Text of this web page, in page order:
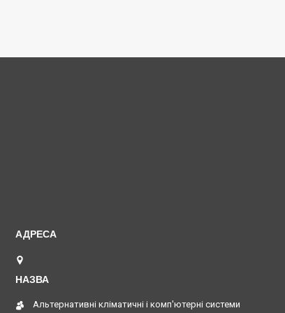
Альтернативні кліматичні і комп'ютерні системи